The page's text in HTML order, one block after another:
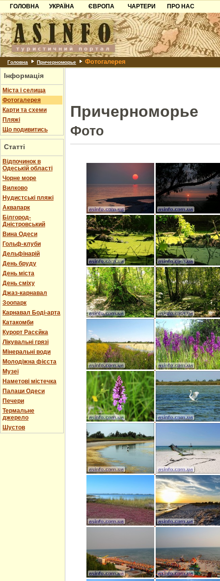
ГОЛОВНА
УКРАЇНА
Карпати
Азов
Причорноморря
Шацьк
ЄВРОПА
Чорногорія
Хорватія
Болгарія
Албанія
ЧАРТЕРИ
ПРО НАС
Контакти
Партнерам
Додати готель
Головна Причерноморье Фотогалерея
Інформація
Міста і селища
Фотогалерея
Карти та схеми
Пляжі
Що подивитись
Статті
Відпочинок в
Одеській області
Чорне море
Вилково
Нудистські пляжі
Аквапарк
Білгород-
Дністровський
Вина Одеси
Гольф-клуби
Дельфінарій
День бруду
День міста
День сміху
Джаз-карнавал
Зоопарк
Карнавал Боді-арта
Катакомби
Курорт Расєйка
Лікувальні грязі
Мінеральні води
Молодіжна фієста
Музеї
Наметові містечка
Палаци Одеси
Печери
Термальне
джерело
Шустов
Причерноморье
Фото